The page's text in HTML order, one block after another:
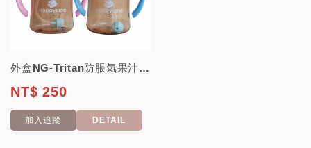
外盒NG-Tritan防脹氣果汁杯280ml 水杯 喝水杯 藍【韓國 HAPPY...
NT$ 250
加入追蹤 DETAIL